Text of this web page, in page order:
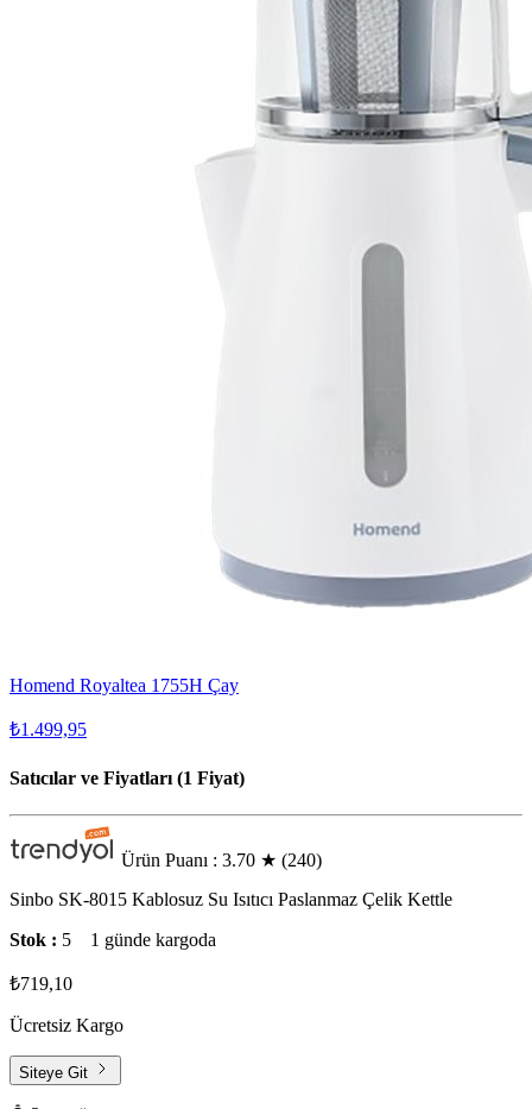
Homend Royaltea 1755H Çay
₺1.499,95
Satıcılar ve Fiyatları (1 Fiyat)
Ürün Puanı : 3.70 ★ (240)
Sinbo SK-8015 Kablosuz Su Isıtıcı Paslanmaz Çelik Kettle
Stok : 5 1 günde kargoda
₺719,10
Ücretsiz Kargo
Siteye Git